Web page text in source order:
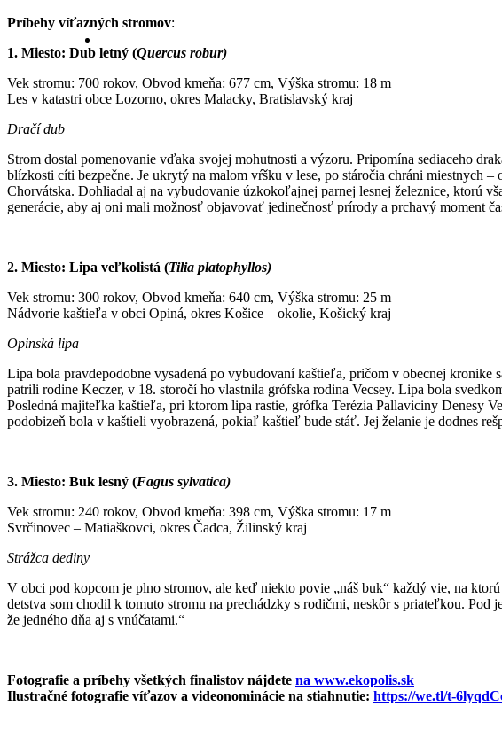
Príbehy víťazných stromov:
1. Miesto: Dub letný (Quercus robur)
Vek stromu: 700 rokov, Obvod kmeňa: 677 cm, Výška stromu: 18 m
Les v katastri obce Lozorno, okres Malacky, Bratislavský kraj
Dračí dub
Strom dostal pomenovanie vďaka svojej mohutnosti a výzoru. Pripomína sediaceho
blízkosti cíti bezpečne. Je ukrytý na malom vŕšku v lese, po stáročia chráni miestnych
Chorvátska. Dohliadal aj na vybudovanie úzkokoľajnej parnej lesnej železnice, ktorú
generácie, aby aj oni mali možnosť objavovať jedinečnosť prírody a prchavý moment
2. Miesto: Lipa veľkolistá (Tilia platophyllos)
Vek stromu: 300 rokov, Obvod kmeňa: 640 cm, Výška stromu: 25 m
Nádvorie kaštieľa v obci Opiná, okres Košice – okolie, Košický kraj
Opinská lipa
Lipa bola pravdepodobne vysadená po vybudovaní kaštieľa, pričom v obecnej
patrili rodine Keczer, v 18. storočí ho vlastnila grófska rodina Vecsey. Lipa bola
Posledná majiteľka kaštieľa, pri ktorom lipa rastie, grófka Terézia Pallaviciny Denesy
podobizeň bola v kaštieli vyobrazená, pokiaľ kaštieľ bude stáť. Jej želanie je dodnes
3. Miesto: Buk lesný (Fagus sylvatica)
Vek stromu: 240 rokov, Obvod kmeňa: 398 cm, Výška stromu: 17 m
Svrčinovec – Matiaškovci, okres Čadca, Žilinský kraj
Strážca dediny
V obci pod kopcom je plno stromov, ale keď niekto povie „náš buk“ každý vie, na
detstva som chodil k tomuto stromu na prechádzky s rodičmi, neskôr s priateľkou.
že jedného dňa aj s vnúčatami.“
Fotografie a príbehy všetkých finalistov nájdete na www.ekopolis.sk
Ilustračné fotografie víťazov a videonominácie na stiahnutie: https://we.tl/t-